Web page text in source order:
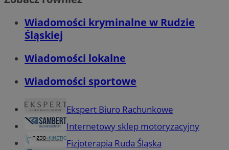
Wiadomości kryminalne w Rudzie
Śląskiej
Wiadomości lokalne
Wiadomości sportowe
Ekspert Biuro Rachunkowe
Internetowy sklep motoryzacyjny
Fizjoterapia Ruda Śląska